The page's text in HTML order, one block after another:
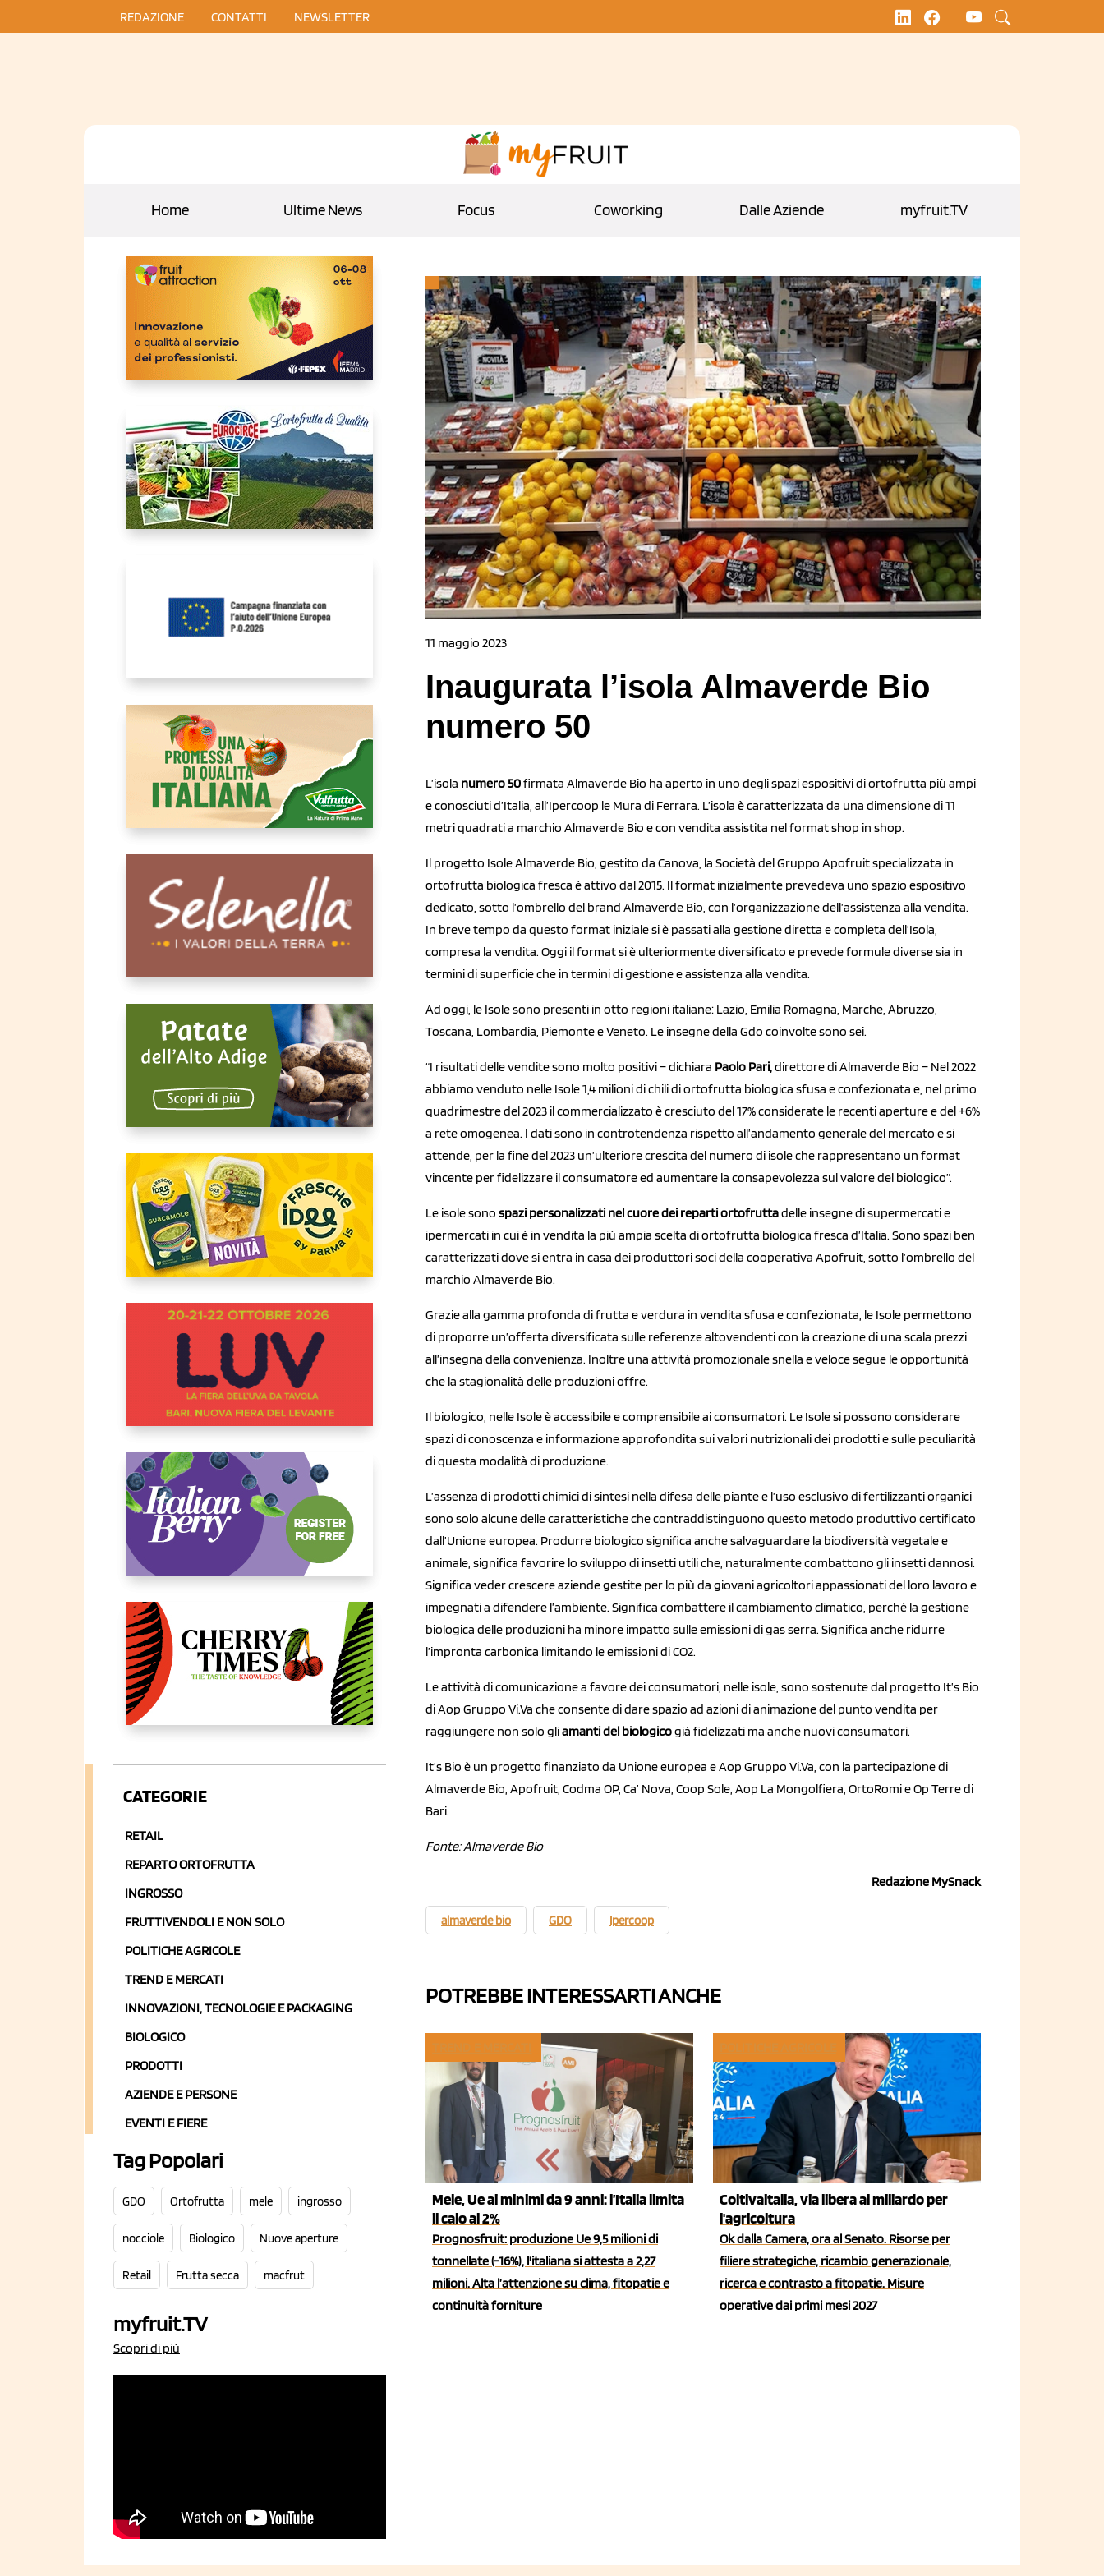
REDAZIONE CONTATTI NEWSLETTER
Home Ultime News Focus Coworking Dalle Aziende myfruit.TV
CATEGORIE
RETAIL
REPARTO ORTOFRUTTA
INGROSSO
FRUTTIVENDOLI E NON SOLO
POLITICHE AGRICOLE
TREND E MERCATI
INNOVAZIONI, TECNOLOGIE E PACKAGING
BIOLOGICO
PRODOTTI
AZIENDE E PERSONE
EVENTI E FIERE
Tag Popolari
GDO Ortofrutta mele ingrosso
nocciole Biologico Nuove aperture
Retail Frutta secca macfrut
myfruit.TV
Scopri di più
11 maggio 2023
Inaugurata l’isola Almaverde Bio
numero 50
L’isola numero 50firmata Almaverde Bio ha aperto in uno degli spazi espositivi di ortofrutta più ampi
e conosciuti d’Italia, all’Ipercoop le Mura di Ferrara. L’isola è caratterizzata da una dimensione di 11
metri quadrati a marchio Almaverde Bio e con vendita assistita nel format shop in shop.
Il progetto Isole Almaverde Bio, gestito da Canova, la Società del Gruppo Apofruit specializzata in
ortofrutta biologica fresca è attivo dal 2015. Il format inizialmente prevedeva uno spazio espositivo
dedicato, sotto l’ombrello del brand Almaverde Bio, con l’organizzazione dell’assistenza alla vendita.
In breve tempo da questo format iniziale si è passati alla gestione diretta e completa dell’Isola,
compresa la vendita. Oggi il format si è ulteriormente diversificato e prevede formule diverse sia in
termini di superficie che in termini di gestione e assistenza alla vendita.
Ad oggi, le Isole sono presenti in otto regioni italiane: Lazio, Emilia Romagna, Marche, Abruzzo,
Toscana, Lombardia, Piemonte e Veneto. Le insegne della Gdo coinvolte sono sei.
“I risultati delle vendite sono molto positivi – dichiara Paolo Pari,direttore di Almaverde Bio – Nel 2022
abbiamo venduto nelle Isole 1,4 milioni di chili di ortofrutta biologica sfusa e confezionata e, nel primo
quadrimestre del 2023 il commercializzato è cresciuto del 17% considerate le recenti aperture e del +6%
a rete omogenea. I dati sono in controtendenza rispetto all’andamento generale del mercato e si
attende, per la fine del 2023 un’ulteriore crescita del numero di isole che rappresentano un format
vincente per fidelizzare il consumatore ed aumentare la consapevolezza sul valore del biologico”.
Le isole sono spazi personalizzati nel cuore dei reparti ortofruttadelle insegne di supermercati e
ipermercati in cui è in vendita la più ampia scelta di ortofrutta biologica fresca d’Italia. Sono spazi ben
caratterizzati dove si entra in casa dei produttori soci della cooperativa Apofruit, sotto l’ombrello del
marchio Almaverde Bio.
Grazie alla gamma profonda di frutta e verdura in vendita sfusa e confezionata, le Isole permettono
di proporre un’offerta diversificata sulle referenze altovendenti con la creazione di una scala prezzi
all’insegna della convenienza. Inoltre una attività promozionale snella e veloce segue le opportunità
che la stagionalità delle produzioni offre.
Il biologico, nelle Isole è accessibile e comprensibile ai consumatori. Le Isole si possono considerare
spazi di conoscenza e informazione approfondita sui valori nutrizionali dei prodotti e sulle peculiarità
di questa modalità di produzione.
L’assenza di prodotti chimici di sintesi nella difesa delle piante e l’uso esclusivo di fertilizzanti organici
sono solo alcune delle caratteristiche che contraddistinguono questo metodo produttivo certificato
dall’Unione europea. Produrre biologico significa anche salvaguardare la biodiversità vegetale e
animale, significa favorire lo sviluppo di insetti utili che, naturalmente combattono gli insetti dannosi.
Significa veder crescere aziende gestite per lo più da giovani agricoltori appassionati del loro lavoro e
impegnati a difendere l’ambiente. Significa combattere il cambiamento climatico, perché la gestione
biologica delle produzioni ha minore impatto sulle emissioni di gas serra. Significa anche ridurre
l’impronta carbonica limitando le emissioni di CO2.
Le attività di comunicazione a favore dei consumatori, nelle isole, sono sostenute dal progetto It’s Bio
di Aop Gruppo Vi.Va che consente di dare spazio ad azioni di animazione del punto vendita per
raggiungere non solo gliamanti del biologicogià fidelizzati ma anche nuovi consumatori.
It’s Bio è un progetto finanziato da Unione europea e Aop Gruppo Vi.Va, con la partecipazione di
Almaverde Bio, Apofruit, Codma OP, Ca’ Nova, Coop Sole, Aop La Mongolfiera, OrtoRomi e Op Terre di
Bari.
Fonte:Almaverde Bio
Redazione MySnack
almaverde bio GDO Ipercoop
POTREBBE INTERESSARTI ANCHE
Mele, Ue ai minimi da 9 anni: l’Italia limita
il calo al 2%
Prognosfruit: produzione Ue 9,5 milioni di
tonnellate (-16%), l'italiana si attesta a 2,27
milioni. Alta l’attenzione su clima, fitopatie e
continuità forniture
Coltivaitalia, via libera al miliardo per
l'agricoltura
Ok dalla Camera, ora al Senato. Risorse per
filiere strategiche, ricambio generazionale,
ricerca e contrasto a fitopatie. Misure
operative dai primi mesi 2027